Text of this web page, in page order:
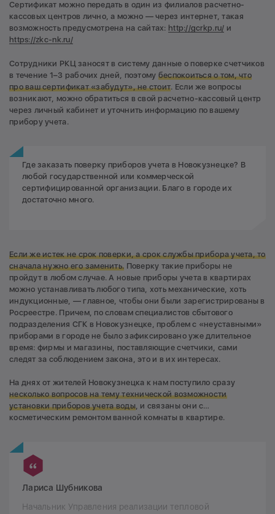
Сертификат можно передать в один из филиалов расчетно-
кассовых центров лично, а можно — через интернет, такая
возможность предусмотрена на сайтах: http://gcrkp.ru/ и
https://zkc-nk.ru/
Сотрудники РКЦ заносят в систему данные о поверке счетчиков
в течение 1–3 рабочих дней, поэтому беспокоиться о том, что
про ваш сертификат «забудут», не стоит. Если же вопросы
возникают, можно обратиться в свой расчетно-кассовый центр
через личный кабинет и уточнить информацию по вашему
прибору учета.
Где заказать поверку приборов учета в Новокузнецке? В
любой государственной или коммерческой
сертифицированной организации. Благо в городе их
достаточно много.
Если же истек не срокповерки, а срок службы прибора учета, то
сначала нужно его заменить. Поверку такие приборы не
пройдут в любом случае. А новые приборы учета в квартирах
можно устанавливать любого типа, хоть механические, хоть
индукционные, — главное, чтобы они были зарегистрированы в
Росреестре. Причем, по словам специалистов сбытового
подразделения СГК в Новокузнецке, проблем с «неуставными»
приборами в городе не было зафиксировано уже длительное
время: фирмы и магазины, поставляющие счетчики, сами
следят за соблюдением закона, это и в их интересах.
На днях от жителей Новокузнецка к нам поступило сразу
несколько вопросов на тему технической возможности
установки приборов учета воды, и связаны они с…
косметическим ремонтом ванной комнаты в квартире.
Лариса Шубникова
Начальник Управления реализации тепловой